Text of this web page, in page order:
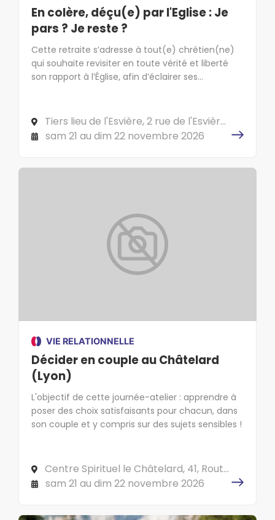
En colère, déçu(e) par l'Eglise : Je
pars ? Je reste ?
Cette retraite s’adresse à tout(e) chrétien(ne)
qui souhaite revisiter en toute vérité et liberté
son rapport à l’Église, afin d’éclairer ses
Tiers lieu de l'Esvière, 2 rue de l'Esvière,
49000 ANGERS
sam 21 au dim 22 novembre 2026
VIE RELATIONNELLE
Décider en couple au Châtelard
(Lyon)
L'objectif de cette journée-atelier : apprendre à
poser des choix satisfaisants pour chacun, dans
son couple et y compris sur des sujets sensibles !
Centre Spirituel le Châtelard, 41, Route
du Bruissin 69340 FRANCHEVILLE
sam 21 au dim 22 novembre 2026